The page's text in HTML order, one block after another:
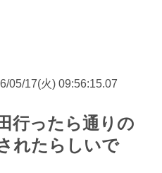
05/17(火) 09:56:15.07
行ったら通りの
れたらしいで